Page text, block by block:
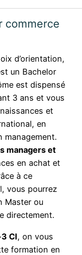
commerce
d’orientation,
un Bachelor
est dispensé
3 ans et vous
et
en
management.
managers et
en achat et
à ce
vous pourrez
Master ou
directement.
CI, on vous
formation en